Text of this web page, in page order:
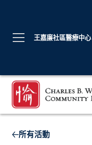
王嘉廉社區醫療中心
所有活動